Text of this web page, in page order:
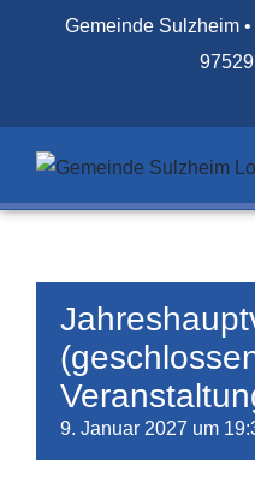
Gemeinde Sulzheim
9. Januar 2027 um